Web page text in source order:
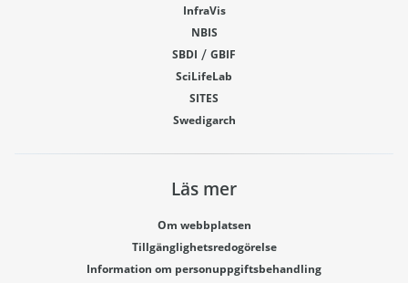
InfraVis
NBIS
SBDI / GBIF
SciLifeLab
SITES
Swedigarch
Läs mer
Om webbplatsen
Tillgänglighetsredogörelse
Information om personuppgiftsbehandling